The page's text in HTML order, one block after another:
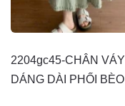
2204gc45-CHÂN VÁY
DÁNG DÀI PHỐI BÈO